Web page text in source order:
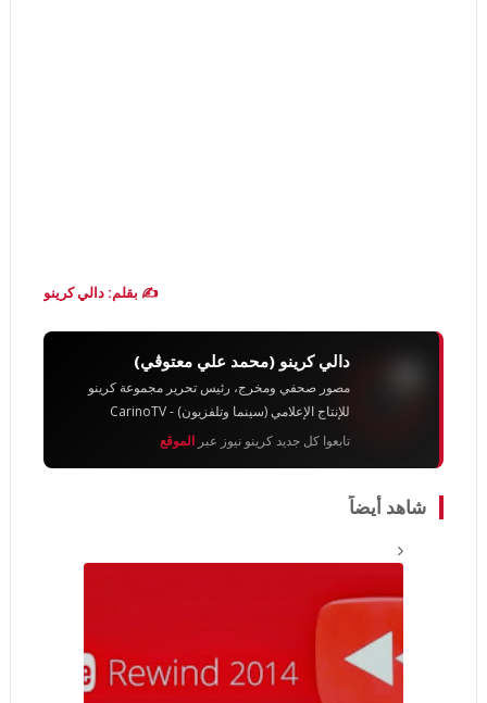
✍️ بقلم: دالي كرينو
دالي كرينو (محمد علي معتوڨي)
مصور صحفي ومخرج، رئيس تحرير مجموعة كرينو
للإنتاج الإعلامي (سينما وتلفزيون) - CarinoTV
تابعوا كل جديد كرينو نيوز عبر الموقع
شاهد أيضاً